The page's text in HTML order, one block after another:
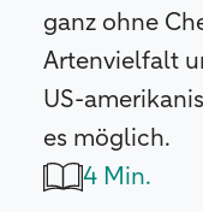
ganz ohne
Artenvielfalt
US-
es möglich.
4 Min.